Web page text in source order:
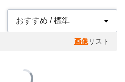
画像リスト